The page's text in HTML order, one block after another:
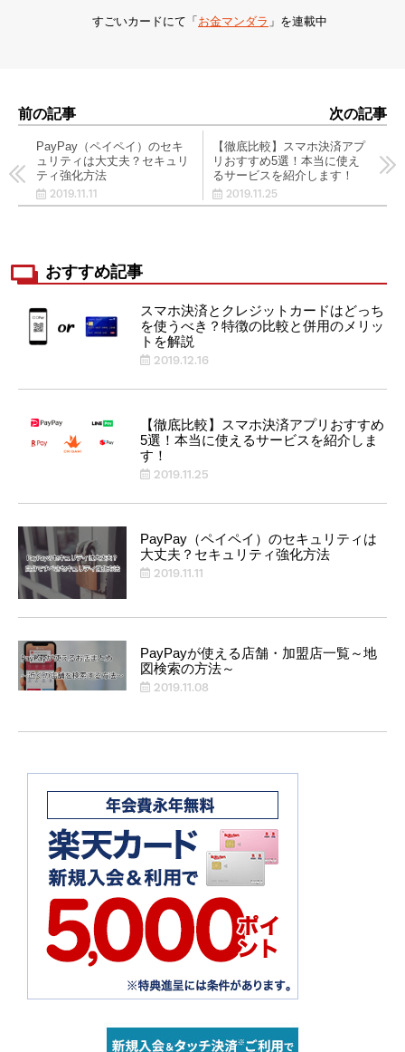
すごいカードにて「 お金マンダラ 」を連載中
前の記事 次の記事
PayPay（ペイペイ）のセキ
ュリティは大丈夫？セキュリ
ティ強化方法
2019.11.11
【徹底比較】スマホ決済アプ
リおすすめ5選！本当に使え
るサービスを紹介します！
2019.11.25
おすすめ記事
スマホ決済とクレジットカードはどっち
を使うべき？特徴の比較と併用のメリッ
トを解説
2019.12.16
【徹底比較】スマホ決済アプリおすすめ
5選！本当に使えるサービスを紹介しま
す！
2019.11.25
PayPay（ペイペイ）のセキュリティは
大丈夫？セキュリティ強化方法
2019.11.11
PayPayが使える店舗・加盟店一覧～地
図検索の方法～
2019.11.08